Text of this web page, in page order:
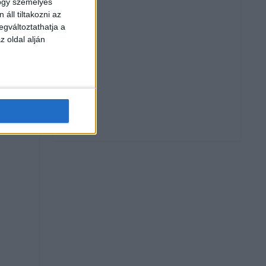
áll tiltakozni az
a
oldal alján